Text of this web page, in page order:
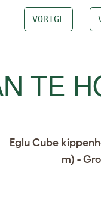
VORIGE
TE
Eglu Cube
m) -